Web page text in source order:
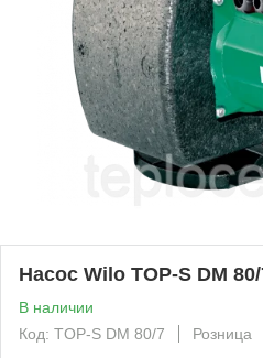
Насос Wilo TOP-S DM
В наличии
Код: TOP-S DM 80/7
Розница